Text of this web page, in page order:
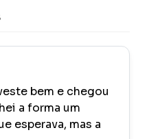
bem e chegou
a forma um
esperava, mas a